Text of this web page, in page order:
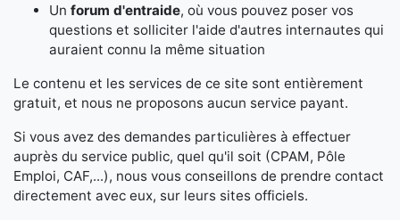
Un forum d'entraide, où vous pouvez poser vos
questions et solliciter l'aide d'autres internautes qui
auraient connu la même situation
Le contenu et les services de ce site sont entièrement
gratuit, et nous ne proposons aucun service payant.
Si vous avez des demandes particulières à effectuer
auprès du service public, quel qu'il soit (CPAM, Pôle
Emploi, CAF,...), nous vous conseillons de prendre contact
directement avec eux, sur leurs sites officiels.